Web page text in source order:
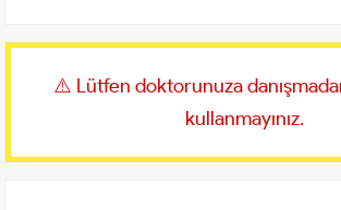
⚠️ Lütfen doktorunuza
kullanmayınız.